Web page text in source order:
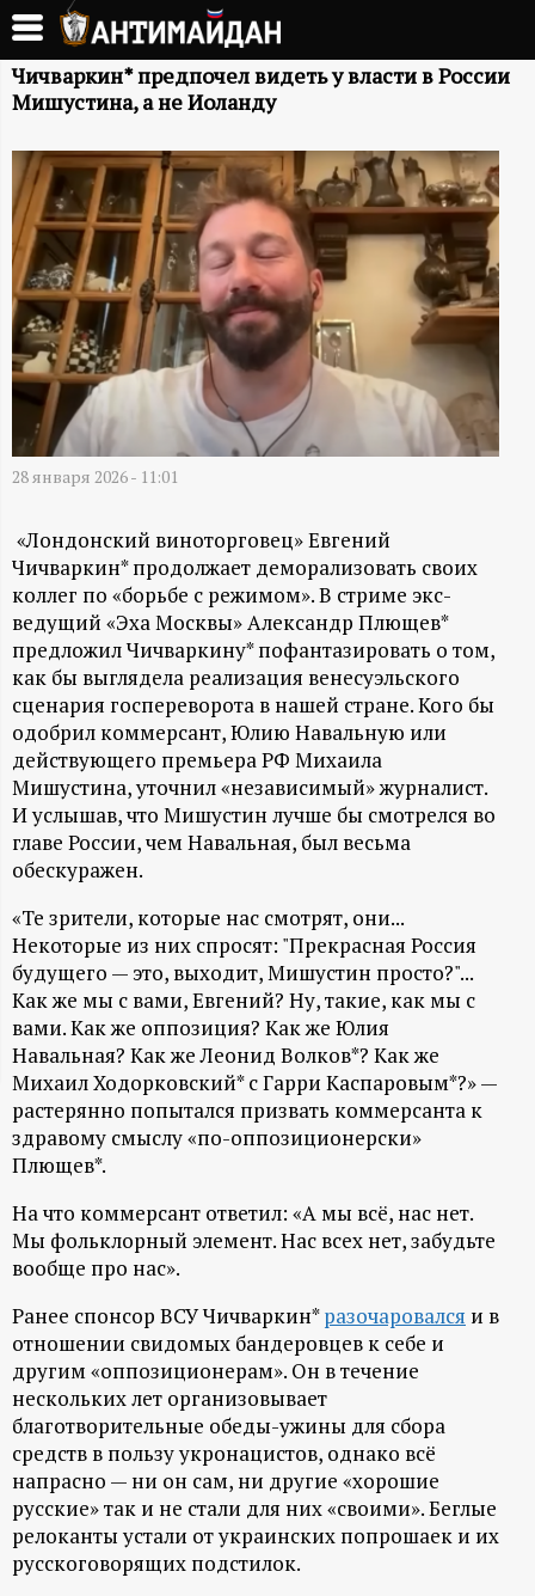
Перейти
основному
содержанию
А
Т
И
М
А
Й
Д
А
Н
-
и
н
ф
о
р
м
а
ц
и
о
н
н
ы
й
п
о
Чичваркин* предпочел видеть у власти в России
Мишустина, а не Иоланду
28 января 2026 - 11:01
«Лондонский виноторговец» Евгений
Чичваркин* продолжает деморализовать своих
коллег по «борьбе с режимом». В стриме экс-
ведущий «Эха Москвы» Александр Плющев*
предложил Чичваркину* пофантазировать о том,
как бы выглядела реализация венесуэльского
сценария госпереворота в нашей стране. Кого бы
одобрил коммерсант, Юлию Навальную или
действующего премьера РФ Михаила
Мишустина, уточнил «независимый» журналист.
И услышав, что Мишустин лучше бы смотрелся во
главе России, чем Навальная, был весьма
обескуражен.
«Те зрители, которые нас смотрят, они...
Некоторые из них спросят: "Прекрасная Россия
будущего — это, выходит, Мишустин просто?"...
Как же мы с вами, Евгений? Ну, такие, как мы с
вами. Как же оппозиция? Как же Юлия
Навальная? Как же Леонид Волков*? Как же
Михаил Ходорковский* с Гарри Каспаровым*?» —
растерянно попытался призвать коммерсанта к
здравому смыслу «по-оппозиционерски»
Плющев*.
На что коммерсант ответил: «А мы всё, нас нет.
Мы фольклорный элемент. Нас всех нет, забудьте
вообще про нас».
Ранее спонсор ВСУ Чичваркин*разочаровался и в
отношении свидомых бандеровцев к себе и
другим «оппозиционерам». Он в течение
нескольких лет организовывает
благотворительные обеды-ужины для сбора
средств в пользу укронацистов, однако всё
напрасно — ни он сам, ни другие «хорошие
русские» так и не стали для них «своими». Беглые
релоканты устали от украинских попрошаек и их
русскоговорящих подстилок.